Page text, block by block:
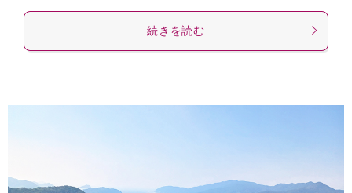
続きを読む